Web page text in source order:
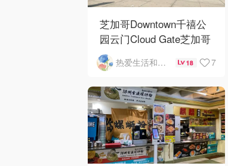
芝加哥Downtown千禧公
园云门Cloud Gate芝加哥
河街景❤️鳞次栉比的高楼
热爱生活和自由的轻舞飞扬 18 7